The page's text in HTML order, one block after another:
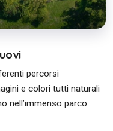
percorsi
e colori tutti naturali
nell’immenso parco